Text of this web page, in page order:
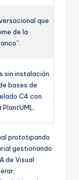
que
de la
sin instalación
bases de
C4 con
prototipando
gestionando
de Visual